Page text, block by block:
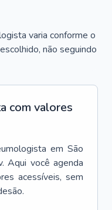
varia conforme o
não seguindo
com valores
em São
Aqui você agenda
acessíveis, sem